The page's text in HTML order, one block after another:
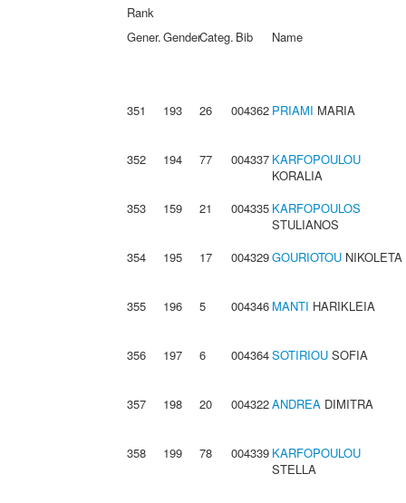
Rank
Gener.GenderCateg. Bib Name
351 193 26 004362 PRIAMI MARIA
352 194 77 004337 KARFOPOULOU
KORALIA
353
159 21 004335 KARFOPOULOS
STULIANOS
354
195 17 004329GOURIOTOU NIKOLETA
355 196 5 004346 MANTI HARIKLEIA
356 197 6 004364SOTIRIOU SOFIA
357 198 20 004322ANDREA DIMITRA
358 199 78 004339 KARFOPOULOU
STELLA